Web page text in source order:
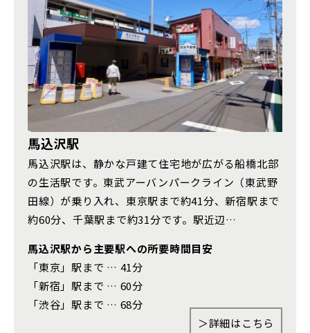
東武鉄道
東武スカイツリーライン
東武日光線
東武アーバンパークライン
東武東上本線
小学校まで徒歩圏内
さらに表示する
さいたま市西区(4)
さいたま市北区(2)
さいたま市大宮区(0)
さいたま市見沼区(5)
さいたま市中央区(0)
さいたま市桜区(2)
さいたま市浦和区(0)
さいたま市南区(6)
さいたま市緑区(1)
川越市(3)
川口市(11)
所沢市(1)
上尾市(2)
蕨市(0)
戸田市(0)
新座市(2)
桶川市(2)
富士見市(0)
蓮田市(1)
北足立郡伊奈町(4)
馬込沢駅
馬込沢駅は、静かな戸建て住宅地が広がる船橋北部
の生活駅です。東武アーバンパークライン（東武野
田線）が乗り入れ、東京駅まで約41分、新宿駅まで
約60分、千葉駅まで約31分です。駅近辺…
馬込沢駅から主要駅への所要時間目安
「東京」駅まで … 41分
「新宿」駅まで … 60分
「渋谷」駅まで … 68分
＞詳細はこちら